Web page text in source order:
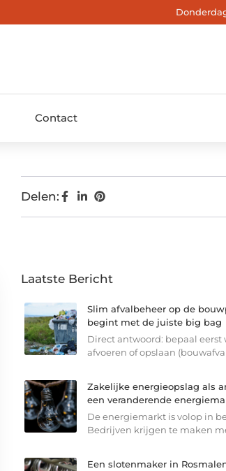
Contact
Delen:
Laatste Bericht
Slim afvalbeheer op de
begint met de juiste big bag
Direct antwoord: bepaal eerst
afvoeren of opslaan
Zakelijke energieopslag als
een veranderende
De energiemarkt is volop in
Bedrijven krijgen te maken
Een slotenmaker in